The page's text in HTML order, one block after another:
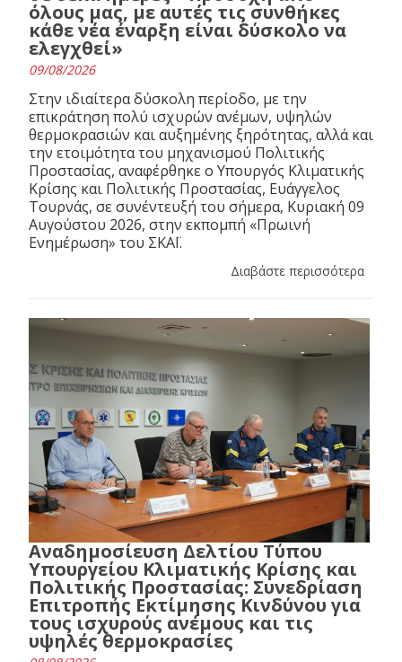
όλους μας, με αυτές τις συνθήκες
κάθε νέα έναρξη είναι δύσκολο να
ελεγχθεί»
09/08/2026
Στην ιδιαίτερα δύσκολη περίοδο, με την
επικράτηση πολύ ισχυρών ανέμων, υψηλών
θερμοκρασιών και αυξημένης ξηρότητας, αλλά και
την ετοιμότητα του μηχανισμού Πολιτικής
Προστασίας, αναφέρθηκε ο Υπουργός Κλιματικής
Κρίσης και Πολιτικής Προστασίας, Ευάγγελος
Τουρνάς, σε συνέντευξή του σήμερα, Κυριακή 09
Αυγούστου 2026, στην εκπομπή «Πρωινή
Ενημέρωση» του ΣΚΑΪ.
Διαβάστε περισσότερα
Αναδημοσίευση Δελτίου Τύπου
Υπουργείου Κλιματικής Κρίσης και
Πολιτικής Προστασίας: Συνεδρίαση
Επιτροπής Εκτίμησης Κινδύνου για
τους ισχυρούς ανέμους και τις
υψηλές θερμοκρασίες